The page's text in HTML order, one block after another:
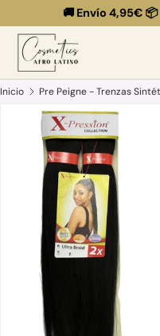
Ir al contenido
🚚 Envío 4,95€
Buscar
Buscar
Inicio Pre Peigne - Trenzas
Ir directamente a la
La imagen 8 ya está